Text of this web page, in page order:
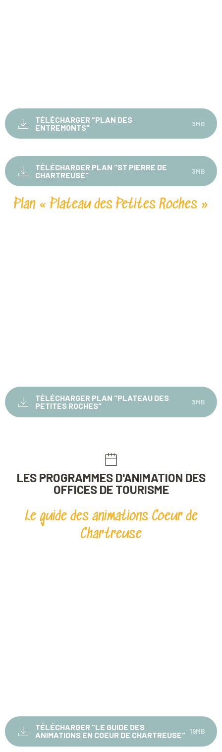
TÉLÉCHARGER "PLAN DES
ENTREMONTS"
3MB
TÉLÉCHARGER PLAN "ST PIERRE DE
CHARTREUSE"
3MB
Plan « Plateau des Petites Roches »
TÉLÉCHARGER PLAN "PLATEAU DES
PETITES ROCHES"
3MB
LES PROGRAMMES D'ANIMATION DES
OFFICES DE TOURISME
Le guide des animations Coeur de
Chartreuse
TÉLÉCHARGER "LE GUIDE DES
ANIMATIONS EN COEUR DE CHARTREUSE" 19MB